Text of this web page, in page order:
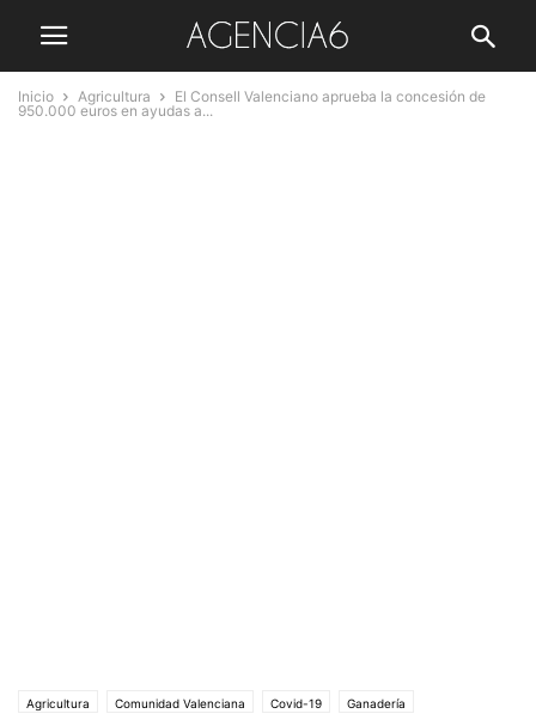
Inicio Agricultura
El Consell Valenciano aprueba la concesión de
950.000 euros en ayudas a...
Agricultura Comunidad Valenciana Covid-19 Ganadería